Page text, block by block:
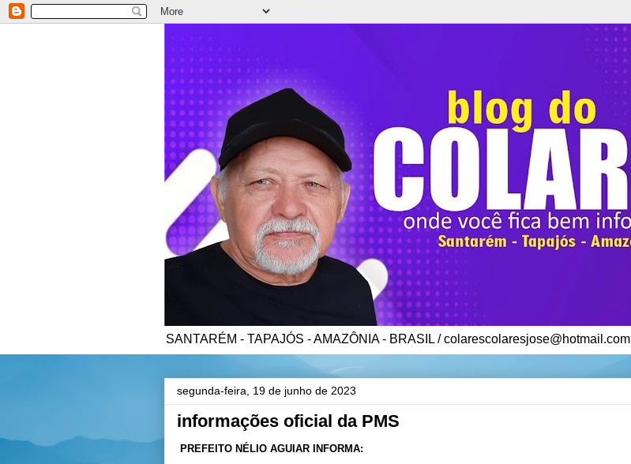
SANTARÉM - TAPAJÓS - AMAZÔNIA - BRASIL / colarescolaresjose@hotmail.com
segunda-feira, 19 de junho de 2023
informações oficial da PMS
PREFEITO NÉLIO AGUIAR INFORMA: